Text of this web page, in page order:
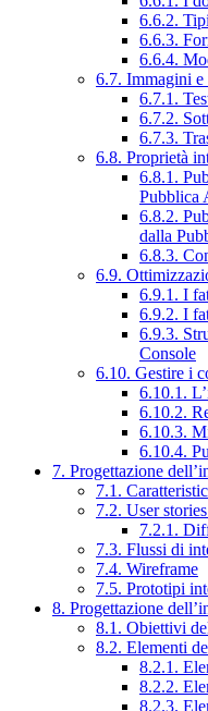
6.6.2.
6.6.3.
6.6.4.
6.7. Immagini e
6.7.1.
6.7.2.
6.7.3.
6.8. Proprietà
6.8.1.
Pubblica
6.8.2.
dalla
6.8.3.
6.9.
6.9.1. I
6.9.2. I
6.9.3.
Console
6.10. Gestire i
6.10.1.
6.10.2.
6.10.3.
6.10.4.
7. Progettazione
7.1.
7.2. User
7.2.1.
7.3. Flussi di
7.4. Wireframe
7.5. Prototipi
8. Progettazione
8.1. Obiettivi
8.2. Elementi
8.2.1.
8.2.2.
8.2.3.